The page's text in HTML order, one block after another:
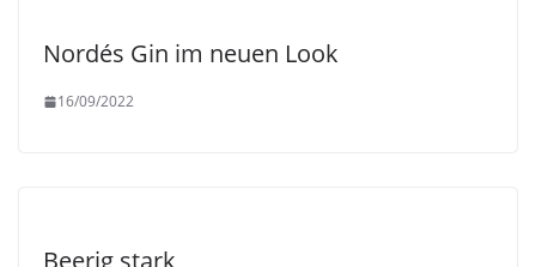
Nordés Gin im neuen Look
16/09/2022
Beerig stark